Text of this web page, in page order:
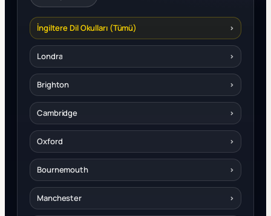
İngiltere Dil Okulları (Tümü) ›
Londra ›
Brighton ›
Cambridge ›
Oxford ›
Bournemouth ›
Manchester ›